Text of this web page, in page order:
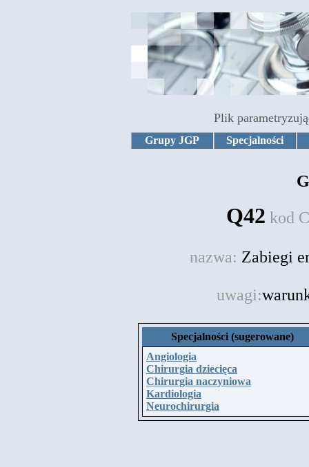
Plik
Grupy JGP Specjalności
Q42 kod
nazwa: Zabiegi
uwagi:
Specjalności (sugerowane)
Angiologia
Chirurgia dziecięca
Chirurgia naczyniowa
Kardiologia
Neurochirurgia